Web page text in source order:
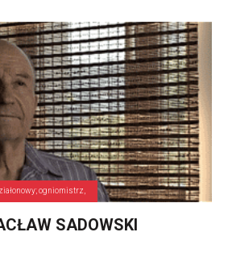
ogniomistrz,
SADOWSKI